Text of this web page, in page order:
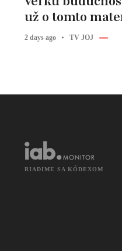
už o tomto
2 days ago TV JOJ
RIADIME SA KÓDEXOM